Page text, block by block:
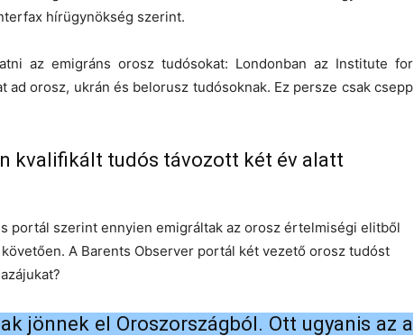
hírügynökség szerint.
az emigráns orosz tudósokat: Londonban az Institute for
ad orosz, ukrán és belorusz tudósoknak. Ez persze csak csepp
kvalifikált tudós távozott két év alatt
portál szerint ennyien emigráltak az orosz értelmiségi elitből
A Barents Observer portál két vezető orosz tudóst
jönnek el Oroszországból. Ott ugyanis az a